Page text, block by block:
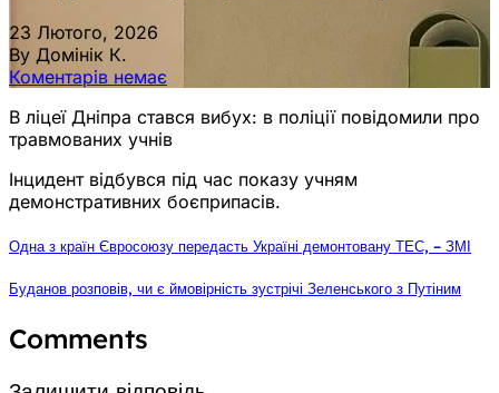
23 Лютого, 2026
By Домінік К.
Коментарів немає
В ліцеї Дніпра стався вибух: в поліції повідомили про
травмованих учнів
Інцидент відбувся під час показу учням
демонстративних боєприпасів.
Одна з країн Євросоюзу передасть Україні демонтовану ТЕС, – ЗМІ
Буданов розповів, чи є ймовірність зустрічі Зеленського з Путіним
Comments